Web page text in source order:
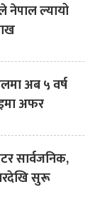
नेपाल ल्यायो
अब ५ वर्ष
अफर
सार्वजनिक,
सुरू